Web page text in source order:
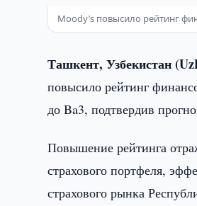
Moody’s повысило рейтинг
Ташкент, Узбекистан
повысило рейтинг
до Ba3, подтвердив
Повышение рейтинга
страхового портфеля,
страхового рынка